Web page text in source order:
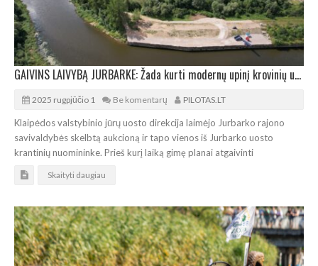
GAIVINS LAIVYBĄ JURBARKE: Žada kurti modernų upinį krovinių uostą
2025 rugpjūčio 1 Be komentarų PILOTAS.LT
Klaipėdos valstybinio jūrų uosto direkcija laimėjo Jurbarko rajono
savivaldybės skelbtą aukcioną ir tapo vienos iš Jurbarko uosto
krantinių nuomininke. Prieš kurį laiką gimę planai atgaivinti
Skaityti daugiau